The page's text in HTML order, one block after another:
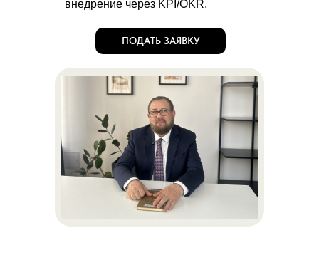
внедрение через KPI/OKR.
ПОДАТЬ ЗАЯВКУ